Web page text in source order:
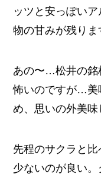
ッツと安っぽい
物の甘みが残りま
あの〜…松井の銘
怖いのですが…美
め、思いの外美味
先程のサクラと
少ないのが良い